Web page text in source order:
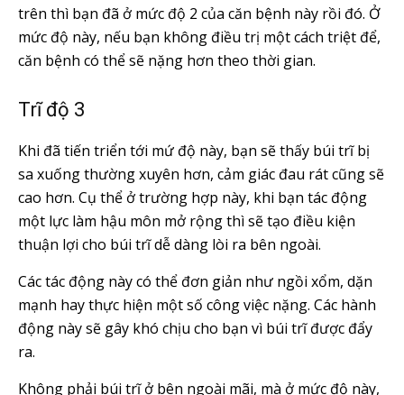
trên thì bạn đã ở mức độ 2 của căn bệnh này rồi đó. Ở
mức độ này, nếu bạn không điều trị một cách triệt để,
căn bệnh có thể sẽ nặng hơn theo thời gian.
Trĩ độ 3
Khi đã tiến triển tới mứ độ này, bạn sẽ thấy búi trĩ bị
sa xuống thường xuyên hơn, cảm giác đau rát cũng sẽ
cao hơn. Cụ thể ở trường hợp này, khi bạn tác động
một lực làm hậu môn mở rộng thì sẽ tạo điều kiện
thuận lợi cho búi trĩ dễ dàng lòi ra bên ngoài.
Các tác động này có thể đơn giản như ngồi xổm, dặn
mạnh hay thực hiện một số công việc nặng. Các hành
động này sẽ gây khó chịu cho bạn vì búi trĩ được đẩy
ra.
Không phải búi trĩ ở bên ngoài mãi, mà ở mức độ này,